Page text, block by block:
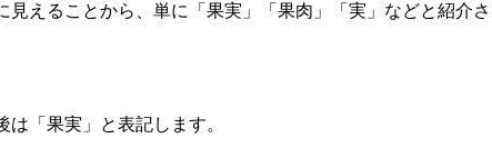
見えることから、単に「果実」「果肉」「実」などと紹介さ
「果実」と表記します。